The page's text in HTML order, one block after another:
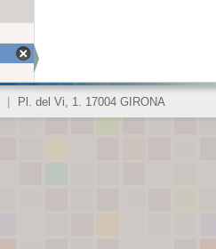
Pl. del Vi, 1. 17004 GIRONA